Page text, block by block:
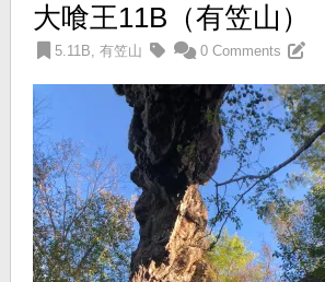
大喰王11B（有笠山）
5.11B,有笠山 0 Comments